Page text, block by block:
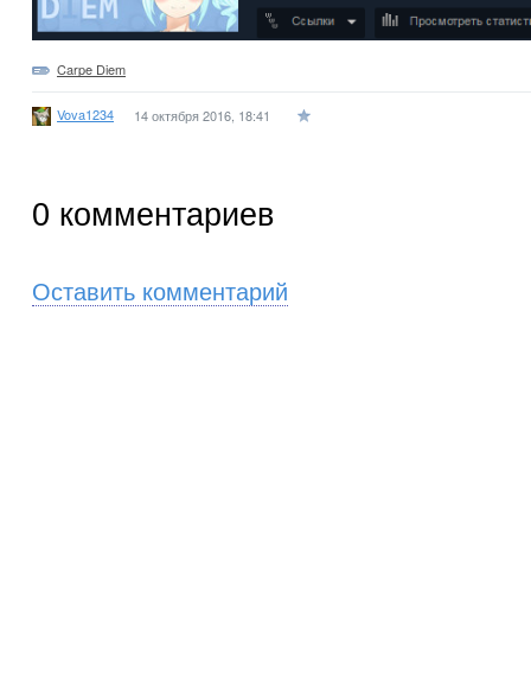
Carpe Diem
Vova1234 14 октября 2016, 18:41
0 комментариев
Оставить комментарий